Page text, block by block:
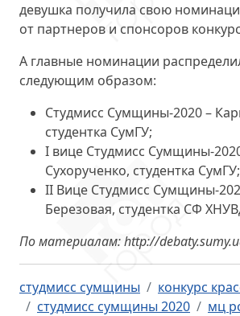
девушка получила свою
от партнеров и спонсоров
А главные номинации
следующим образом:
Студмисс Сумщины-2020 –
студентка СумГУ;
I вице Студмисс Сумщины-
Сухорученко, студентка СумГУ;
II Вице Студмисс Сумщины-
Березовая, студентка СФ
По материалам: http://
студмисс сумщины
конкурс
студмисс сумщины 2020
мц